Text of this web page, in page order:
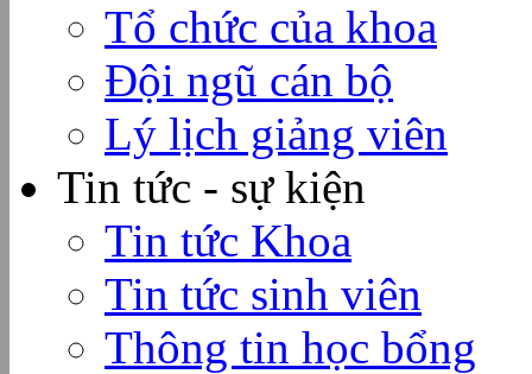
Tổ chức của khoa
Đội ngũ cán bộ
Lý lịch giảng viên
Tin tức - sự kiện
Tin tức Khoa
Tin tức sinh viên
Thông tin học bổng